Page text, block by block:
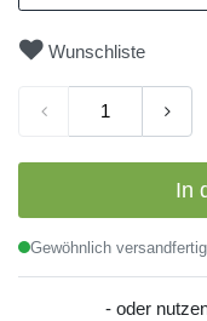
Wunschliste
In
Gewöhnlich
- oder